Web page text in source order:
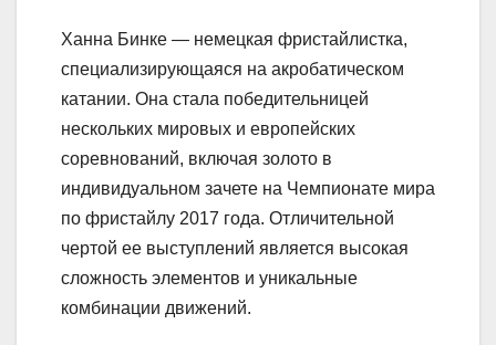
Ханна Бинке — немецкая фристайлистка,
специализирующаяся на акробатическом
катании. Она стала победительницей
нескольких мировых и европейских
соревнований, включая золото в
индивидуальном зачете на Чемпионате мира
по фристайлу 2017 года. Отличительной
чертой ее выступлений является высокая
сложность элементов и уникальные
комбинации движений.